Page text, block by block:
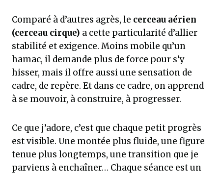
Comparé à d’autres agrès, le cerceau aérien
(cerceau cirque) a cette particularité d’allier
stabilité et exigence. Moins mobile qu’un
hamac, il demande plus de force pour s’y
hisser, mais il offre aussi une sensation de
cadre, de repère. Et dans ce cadre, on apprend
à se mouvoir, à construire, à progresser.
Ce que j’adore, c’est que chaque petit progrès
est visible. Une montée plus fluide, une figure
tenue plus longtemps, une transition que je
parviens à enchaîner… Chaque séance est un